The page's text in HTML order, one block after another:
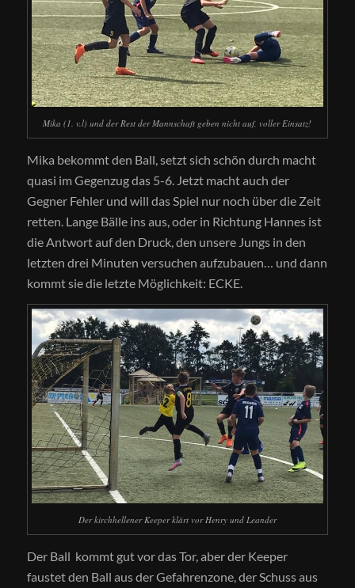
Mika (1. v.l) und der Rest der Mannschaft geben nicht auf, voller Einsatz!
Mika bekommt den Ball, setzt sich schön durch macht
quasi im Gegenzug das 5-6. Jetzt macht auch der
Gegner Fehler und will das Spiel nur noch über die Zeit
retten. Lange Bälle ins aus, oder in Richtung Hannes ist
die Antwort auf den Druck, den unsere Jungs in den
letzten drei Minuten versuchen aufzubauen… und dann
kommt sie die letzte Möglichkeit: ECKE.
Der kirchhellener Keeper klärt vor Henry und Leander
Der Ball kommt gut vor das Tor, aber der Keeper
faustet den Ball aus der Gefahrenzone, der Schuss aus